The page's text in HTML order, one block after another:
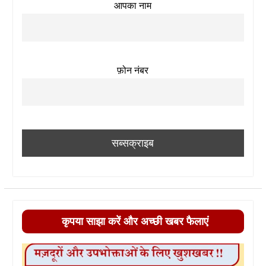
आपका नाम
फ़ोन नंबर
कृपया साझा करें और अच्छी खबर फैलाएं